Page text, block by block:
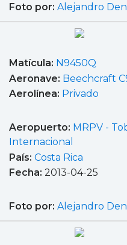
Foto por: Alejandro
Matícula: N9450Q
Aeronave: Beechcraft
Aerolínea: Privado
Aeropuerto: MRPV -
Internacional
País: Costa Rica
Fecha: 2013-04-25
Foto por: Alejandro